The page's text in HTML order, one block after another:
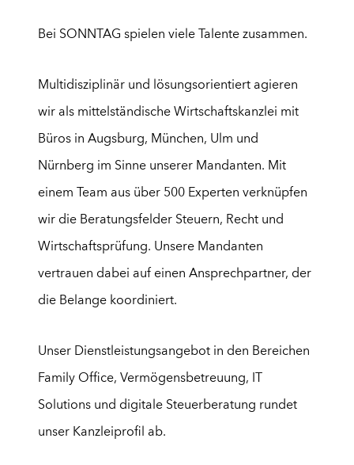
Bei SONNTAG spielen viele Talente zusammen.
Multidisziplinär und lösungsorientiert agieren
wir als mittelständische Wirtschaftskanzlei mit
Büros in Augsburg, München, Ulm und
Nürnberg im Sinne unserer Mandanten. Mit
einem Team aus über 500 Experten verknüpfen
wir die Beratungsfelder Steuern, Recht und
Wirtschaftsprüfung. Unsere Mandanten
vertrauen dabei auf einen Ansprechpartner, der
die Belange koordiniert.
Unser Dienstleistungsangebot in den Bereichen
Family Office, Vermögensbetreuung,
Solutions und digitale Steuerberatung rundet
unser Kanzleiprofil ab.